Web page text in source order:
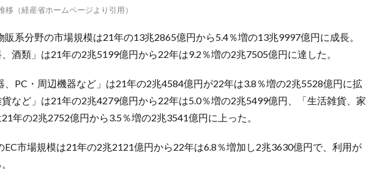
移（経産省ホームページより引用）
系分野の市場規模は21年の13兆2865億円から5.4％増の13兆9997億円に成長。
酒類」は21年の2兆5199億円から22年は9.2％増の2兆7505億円に達した。
、PC・周辺機器など」は21年の2兆4584億円が22年は3.8％増の2兆5528億円に拡
など」は21年の2兆4279億円から22年は5.0％増の2兆5499億円、「生活雑貨、家
年の2兆2752億円から3.5％増の2兆3541億円に上った。
EC市場規模は21年の2兆2121億円から22年は6.8％増加し2兆3630億円で、利用が